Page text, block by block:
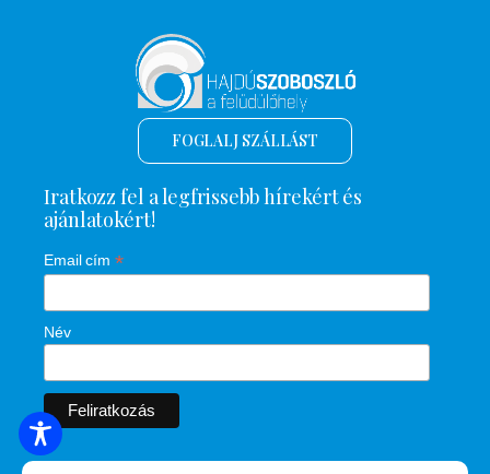
FOGLALJ SZÁLLÁST
Iratkozz fel a legfrissebb hírekért és
ajánlatokért!
Email cím *
Név